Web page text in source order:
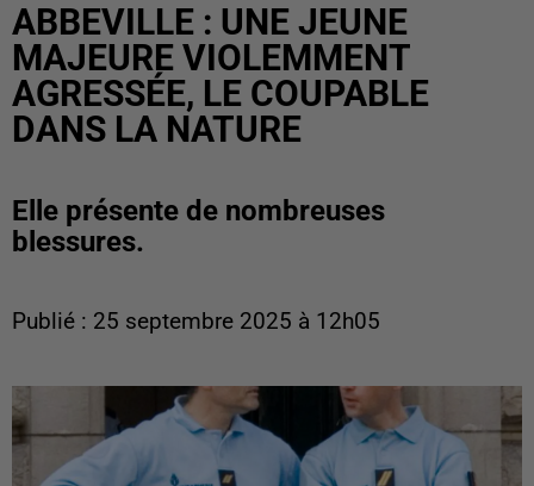
ABBEVILLE : UNE JEUNE
MAJEURE VIOLEMMENT
AGRESSÉE, LE COUPABLE
DANS LA NATURE
Elle présente de nombreuses
blessures.
Publié : 25 septembre 2025 à 12h05